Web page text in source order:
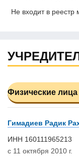
Не входит в реестр
Физические лица
Гимадиев Радик
ИНН 160111965213
с 11 октября 2010 г.